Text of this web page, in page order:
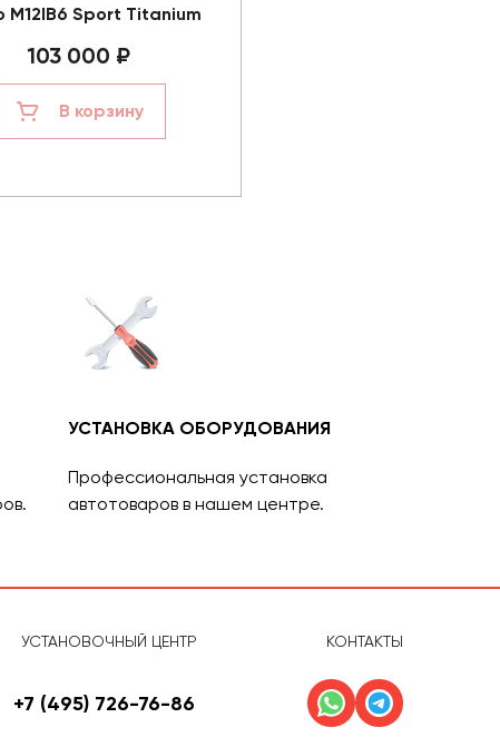
M12IB6 Sport Titanium
103 000 ₽
В корзину
УСТАНОВКА ОБОРУДОВАНИЯ
Профессиональная установка
автотоваров в нашем центре.
УСТАНОВОЧНЫЙ ЦЕНТР КОНТАКТЫ
+7 (495) 726-76-86